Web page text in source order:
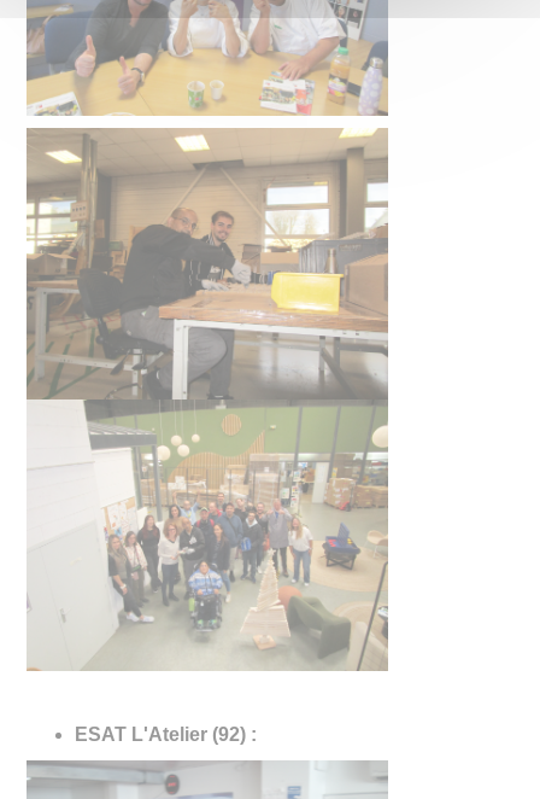
ESAT L'Atelier (92) :